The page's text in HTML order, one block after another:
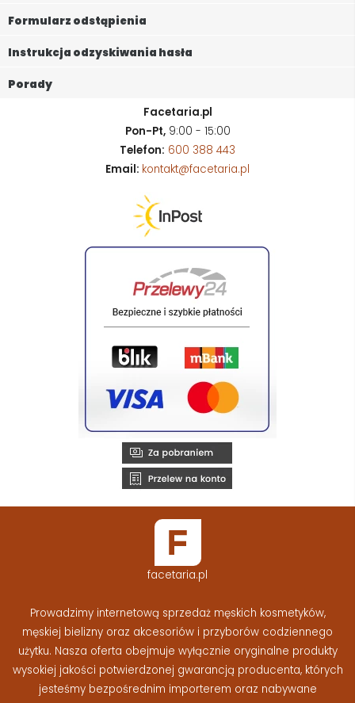
Formularz odstąpienia
Instrukcja odzyskiwania hasła
Porady
Facetaria.pl
Pon-Pt,9:00 - 15:00
Telefon: 600 388 443
Email: kontakt@facetaria.pl
facetaria.pl
Prowadzimy internetową sprzedaż męskich kosmetyków,
męskiej bielizny oraz akcesoriów i przyborów codziennego
użytku. Nasza oferta obejmuje wyłącznie oryginalne produkty
wysokiej jakości potwierdzonej gwarancją producenta, których
jesteśmy bezpośrednim importerem oraz nabywane